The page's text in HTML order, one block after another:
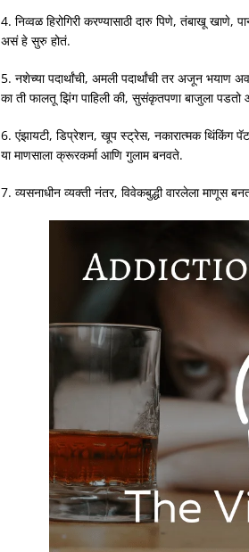
4. निव्वळ हिरोगिरी करण्यासाठी दारु पिणे, तंबाखू खाणे,
असं हे सुरु होतं.
5. नशेच्या पदार्थांची, अमली पदार्थांची तर अजून
का ती फालतू झिंग पाहिली की, सुसंकृतपणा बाजुला पडतो
6. एंझायटी, डिप्रेशन, खूप स्ट्रेस, नकारात्मक थिंकिंग
या माणसाला क्रूरकर्मा आणि गुलाम बनवते.
7. व्यसनाधीन व्यक्ती नंतर, विवेकबुद्धी वारलेला माणूस